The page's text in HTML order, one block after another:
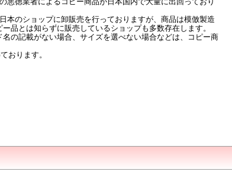
本のショップに卸販売を行っておりますが、商品は模倣製造
品とは知らずに販売しているショップも多数存在します。
の記載がない場合、サイズを選べない場合などは、コピー商
おります。